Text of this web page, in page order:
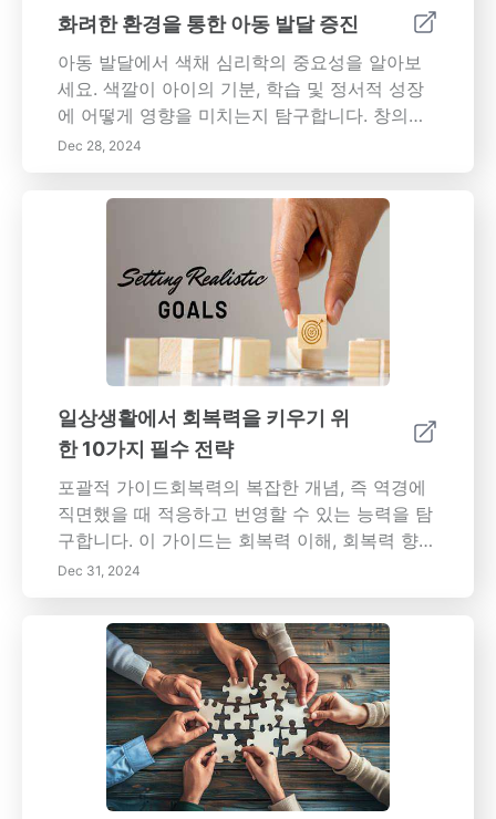
풀니스가 원활하게 통합되는 방법을 탐구하십시
오. 오늘 마인드풀니스를 받아들여 더 건강하고
차분하며 균형 잡힌 삶을 여는 여정에 함께 하세
요.
화려한 환경을 통한 아동 발달 증진
아동 발달에서 색채 심리학의 중요성을 알아보
세요. 색깔이 아이의 기분, 학습 및 정서적 성장
에 어떻게 영향을 미치는지 탐구합니다. 창의성,
집중력 및 사회적 상호작용을 촉진하는 활기차
고 매력적인 학습 환경을 만들어내는 전략을 배
웁니다. 색깔로 가득한 세심하게 설계된 공간을
통해 자녀의 발달을 향상시켜 보세요! 페이지 제
목: 아동 발달에서 색채 심리학: 학습 및 정서적
성장 증진 콘텐츠 설명: 이 종합 가이드는 아동
발달과 관련된 색채 심리학을 탐구하며, 다양한
색조가 아이들의 감정, 학습 환경 및 사회적 상호
작용에 미치는 방식을 상세히 설명합니다. 밝은
색상으로 창의성을 자극하고 차분한 색상으로
안정감을 증진하는 방법을 이해하여 다양한 색
상이 나이와 문화적 배경에 따라 아이들에게 미
치는 영향을 알아보세요. 창의성, 정서적 지능 및
인지 성장을 촉진하는 매력적인 놀이 공간 및 학
습 공간 설계에 대한 통찰력을 얻으세요. 자녀의
전인적 발달 및 정서적 웰빙을 지원하기 위해 일
상 활동에 색상을 통합하는 실용적인 팁을 배워
보세요.
Dec 28, 2024
일상생활에서 회복력을 키우기 위
한 10가지 필수 전략
포괄적 가이드회복력의 복잡한 개념, 즉 역경에
직면했을 때 적응하고 번영할 수 있는 능력을 탐
구합니다. 이 가이드는 회복력 이해, 회복력 향상
전략, 강한 관계를 구축하기 위한 실용적인 단계,
자기 관리 기술 및 회복력 있는 사고방식 유지의
중요성에 대해 다룹니다. 주요 주제: - 회복력 이
해하기: 회복력이 진정으로 의미하는 것과 그것
이 정신 건강에 미치는 영향 알아보기. - 향상 전
략: 강력한 지원 네트워크 구축, 마음챙김 연습,
현실적인 목표 설정과 같은 기술 발견하기. - 관
계 구축: 강한 사회적 연결이 회복력을 키우는 데
필수적인 역할을 하는 것을 이해하기. - 자기 관
리 습관: 정신적, 정서적, 신체적 건강을 돌보기
Dec 31, 2024